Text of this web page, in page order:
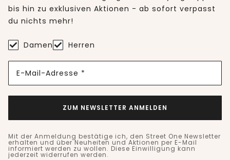
bis hin zu exklusiven Aktionen - ab sofort verpasst
du nichts mehr!
Damen Herren
E-Mail-Adresse *
ZUM NEWSLETTER ANMELDEN
Mit der Anmeldung bestätige ich, den Street One Newsletter
erhalten und über Neuheiten und Aktionen per E-Mail
informiert werden zu wollen. Diese Einwilligung kann
jederzeit widerrufen werden.